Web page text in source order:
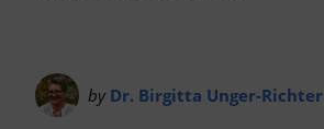
by Dr. Birgitta Unger-Richter